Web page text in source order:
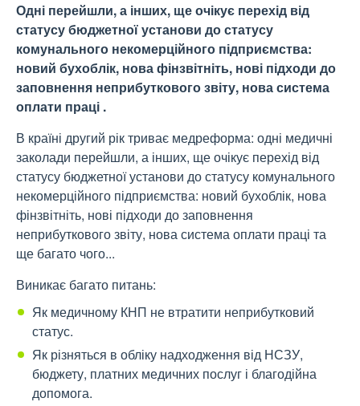
Одні перейшли, а інших, ще очікує перехід від
статусу бюджетної установи до статусу
комунального некомерційного підприємства:
новий бухоблік, нова фінзвітніть, нові підходи до
заповнення неприбуткового звіту, нова система
оплати праці .
В країні другий рік триває медреформа: одні медичні
заколади перейшли, а інших, ще очікує перехід від
статусу бюджетної установи до статусу комунального
некомерційного підприємства: новий бухоблік, нова
фінзвітніть, нові підходи до заповнення
неприбуткового звіту, нова система оплати праці та
ще багато чого...
Виникає багато питань:
Як медичному КНП не втратити неприбутковий
статус.
Як різняться в обліку надходження від НСЗУ,
бюджету, платних медичних послуг і благодійна
допомога.